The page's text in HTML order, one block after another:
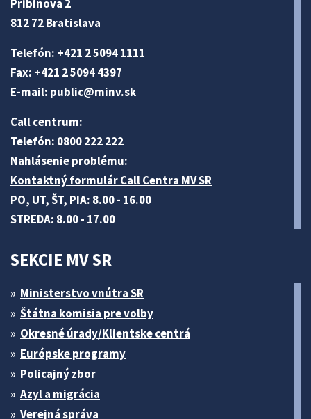
Pribinova 2
812 72 Bratislava
Telefón: +421 2 5094 1111
Fax: +421 2 5094 4397
E-mail: public@minv.sk
Call centrum:
Telefón: 0800 222 222
Nahlásenie problému:
Kontaktný formulár Call Centra MV SR
PO, UT, ŠT, PIA: 8.00 - 16.00
STREDA: 8.00 - 17.00
SEKCIE MV SR
Ministerstvo vnútra SR
Štátna komisia pre volby
Okresné úrady/Klientske centrá
Európske programy
Policajný zbor
Azyl a migrácia
Verejná správa